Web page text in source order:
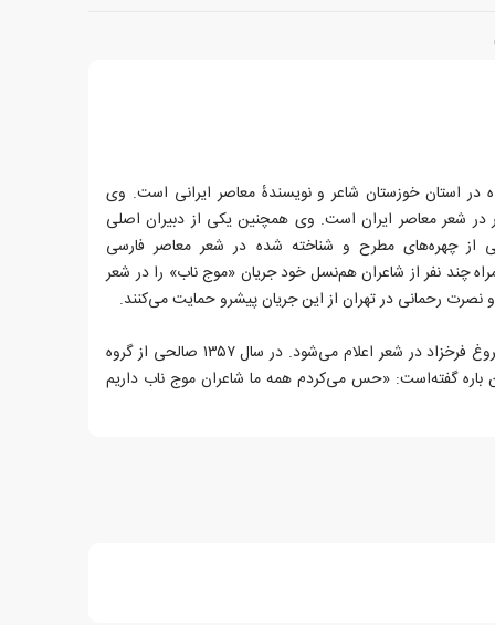
زادهٔ ۱۳۳۴ در ایذه در استان خوزستان شاعر و نویسندهٔ معاصر ایرانی است. وی
در شعر معاصر ایران است. وی همچنین یکی از دبیران اصلی
از چهره‌های مطرح و شناخته شده در شعر معاصر فارسی
تا ۱۳۵۴ صالحی همراه چند نفر از شاعران هم‌نسل خود جریان «موج ناب» را در شعر
رحمانی در تهران از این جریان پیشرو حمایت می‌کنند.
در سال ۱۳۵۶ به عنوان برندهٔ جایزهٔ فروغ فرخزاد در شعر اعلام می‌شود. در سال ۱۳۵۷ صالحی از گروه
باره گفته‌است: «حس می‌کردم همه ما شاعران موج ناب داریم